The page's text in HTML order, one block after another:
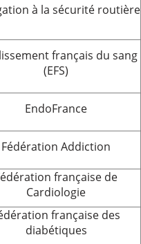
à la sécurité routière
français du sang
(EFS)
EndoFrance
Fédération Addiction
française de
Cardiologie
française des
diabétiques